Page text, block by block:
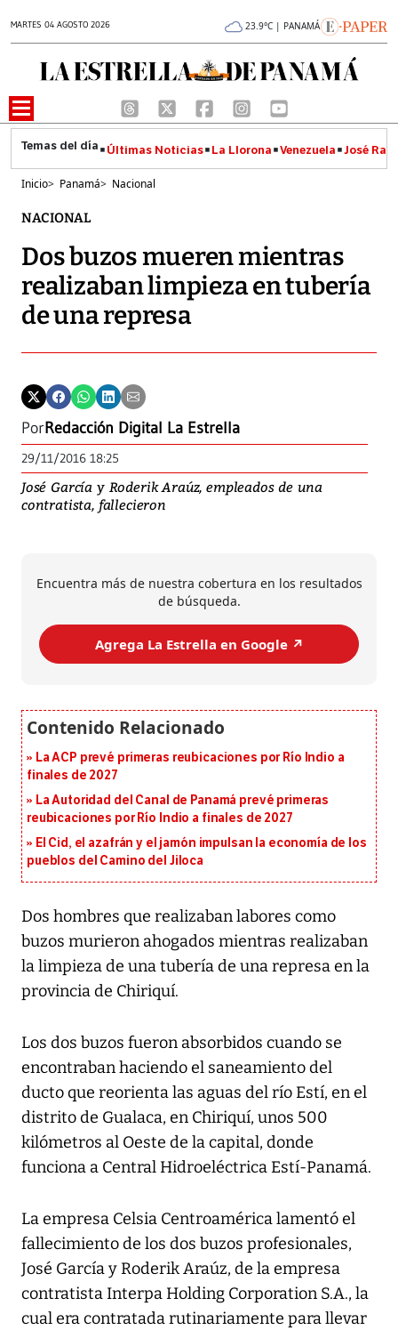
MARTES 04 AGOSTO 2026 23.9°C | PANAMÁ
Últimas Noticias La Llorona Venezuela José
Inicio> Panamá> Nacional
NACIONAL
Dos buzos mueren mientras
realizaban limpieza en tubería
de una represa
PorRedacción Digital La Estrella
29/11/2016 18:25
José García y Roderik Araúz, empleados de una
contratista, fallecieron
Encuentra más de nuestra cobertura en los resultados
de búsqueda.
Agrega La Estrella en Google ↗️
La ACP prevé primeras reubicaciones por Río Indio a
finales de 2027
La Autoridad del Canal de Panamá prevé primeras
reubicaciones por Río Indio a finales de 2027
El Cid, el azafrán y el jamón impulsan la economía de los
pueblos del Camino del Jiloca
Dos hombres que realizaban labores como
buzos murieron ahogados mientras realizaban
la limpieza de una tubería de una represa en la
provincia de Chiriquí.
Los dos buzos fueron absorbidos cuando se
encontraban haciendo el saneamiento del
ducto que reorienta las aguas del río Estí, en el
distrito de Gualaca, en Chiriquí, unos 500
kilómetros al Oeste de la capital, donde
funciona a Central Hidroeléctrica Estí-Panamá.
La empresa Celsia Centroamérica lamentó el
fallecimiento de los dos buzos profesionales,
José García y Roderik Araúz, de la empresa
contratista Interpa Holding Corporation S.A., la
cual era contratada rutinariamente para llevar